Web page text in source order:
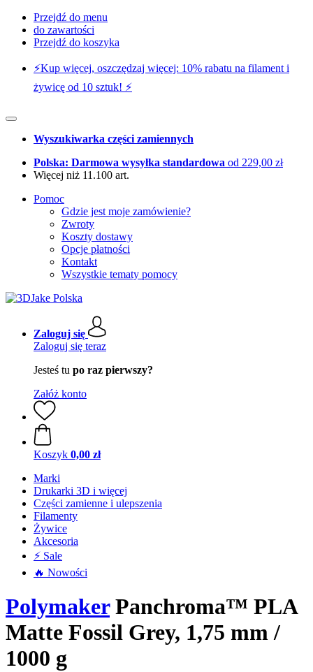
Przejdź do menu
do zawartości
Przejdź do koszyka
⚡️Kup więcej, oszczędzaj więcej: 10% rabatu na filament i
żywicę od 10 sztuk! ⚡️
Wyszukiwarka części zamiennych
Polska: Darmowa wysyłka standardowa od 229,00 zł
Więcej niż 11.100 art.
Pomoc
Gdzie jest moje zamówienie?
Zwroty
Koszty dostawy
Opcje płatności
Kontakt
Wszystkie tematy pomocy
Zaloguj się
Zaloguj się teraz
Jesteś tu po raz pierwszy?
Załóż konto
Koszyk 0,00 zł
Marki
Drukarki 3D i więcej
Części zamienne i ulepszenia
Filamenty
Żywice
Akcesoria
⚡ Sale
🔥 Nowości
PolymakerPanchroma™ PLA
Matte Fossil Grey, 1,75 mm /
1000 g